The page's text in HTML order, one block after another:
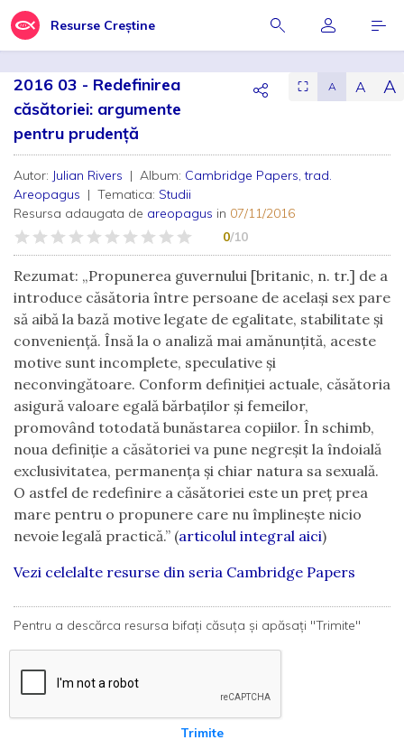
Resurse Creștine
2016 03 - Redefinirea
căsătoriei: argumente
pentru prudență
⛶ A A A
Autor: Julian Rivers | Album: Cambridge Papers, trad.
Areopagus | Tematica: Studii
Resursa adaugata de areopagus in 07/11/2016
0/10
Rezumat: „Propunerea guvernului [britanic, n. tr.] de a
introduce căsătoria între persoane de același sex pare
să aibă la bază motive legate de egalitate, stabilitate și
conveniență. Însă la o analiză mai amănunțită, aceste
motive sunt incomplete, speculative și
neconvingătoare. Conform definiției actuale, căsătoria
asigură valoare egală bărbaților și femeilor,
promovând totodată bunăstarea copiilor. În schimb,
noua definiție a căsătoriei va pune negreșit la îndoială
exclusivitatea, permanența și chiar natura sa sexuală.
O astfel de redefinire a căsătoriei este un preț prea
mare pentru o propunere care nu împlinește nicio
nevoie legală practică.” (articolul integral aici)
Vezi celelalte resurse din seria Cambridge Papers
Pentru a descărca resursa bifați căsuța și apăsați "Trimite"
Trimite